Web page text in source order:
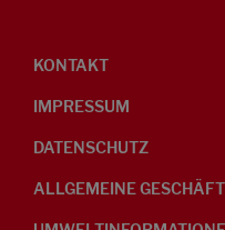
KONTAKT
IMPRESSUM
DATENSCHUTZ
ALLGEMEINE